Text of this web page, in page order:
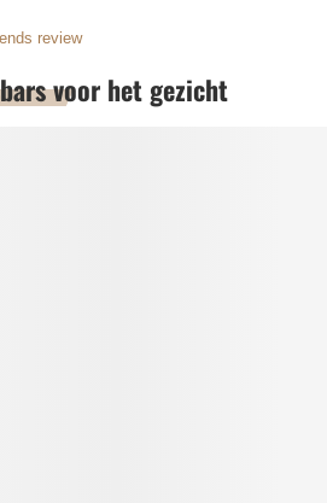
review
voor het gezicht